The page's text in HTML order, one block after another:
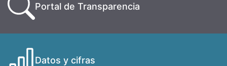
Portal de Transparencia
Datos y cifras